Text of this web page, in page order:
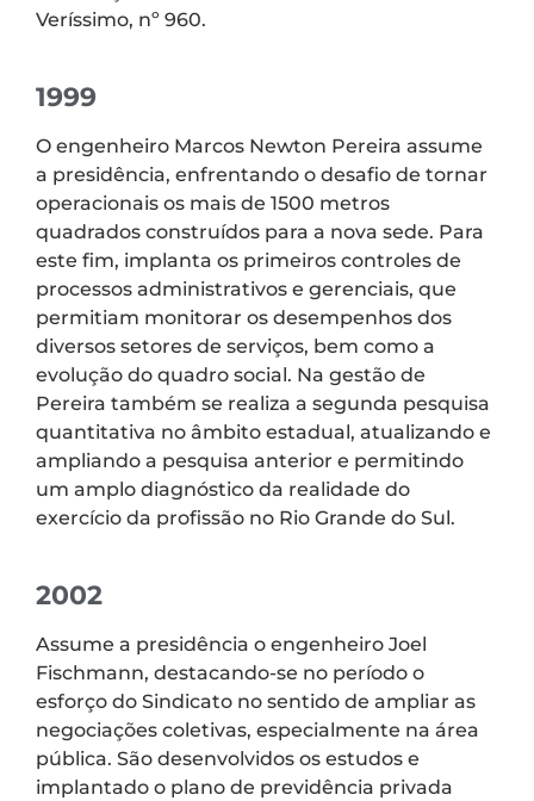
Veríssimo, nº 960.
1999
O engenheiro Marcos Newton Pereira assume
a presidência, enfrentando o desafio de tornar
operacionais os mais de 1500 metros
quadrados construídos para a nova sede. Para
este fim, implanta os primeiros controles de
processos administrativos e gerenciais, que
permitiam monitorar os desempenhos dos
diversos setores de serviços, bem como a
evolução do quadro social. Na gestão de
Pereira também se realiza a segunda pesquisa
quantitativa no âmbito estadual, atualizando e
ampliando a pesquisa anterior e permitindo
um amplo diagnóstico da realidade do
exercício da profissão no Rio Grande do Sul.
2002
Assume a presidência o engenheiro Joel
Fischmann, destacando-se no período o
esforço do Sindicato no sentido de ampliar as
negociações coletivas, especialmente na área
pública. São desenvolvidos os estudos e
implantado o plano de previdência privada